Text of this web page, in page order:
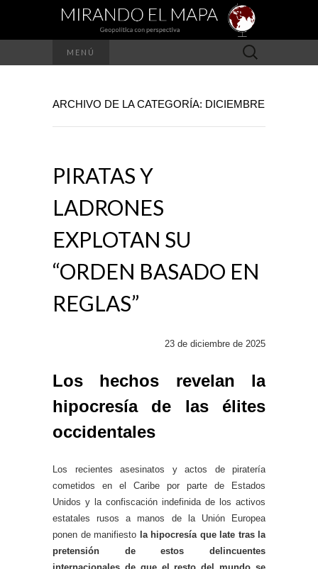
MENÚ Buscar:
ARCHIVO DE LA CATEGORÍA: DICIEMBRE
PIRATAS Y
LADRONES
EXPLOTAN SU
“ORDEN BASADO EN
REGLAS”
23 de diciembre de 2025
Los hechos revelan la
hipocresía de las élites
occidentales
Los recientes asesinatos y actos de piratería
cometidos en el Caribe por parte de Estados
Unidos y la confiscación indefinida de los activos
estatales rusos a manos de la Unión Europea
ponen de manifiesto la hipocresía que late tras la
pretensión de estos delincuentes